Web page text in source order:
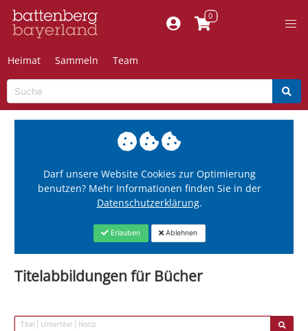
Heimat Sammeln Team
Darf unsere Website Cookies zur Optimierung
benutzen? Mehr Informationen finden Sie in der
Datenschutzerklärung.
Erlauben Ablehnen
Titelabbildungen für Bücher